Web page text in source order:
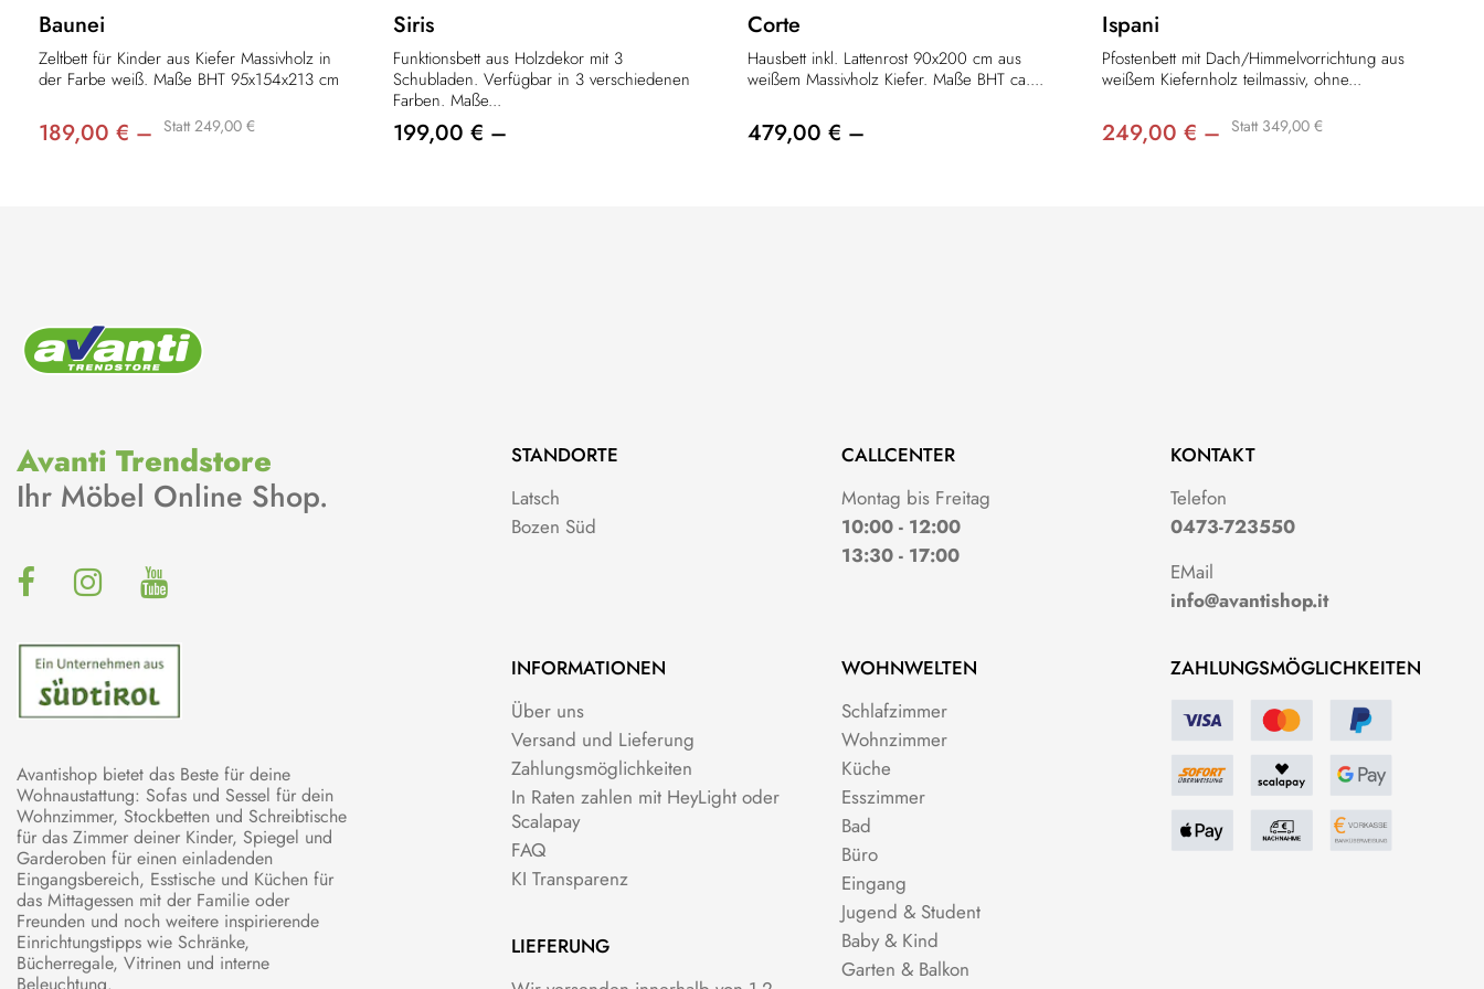
Baunei
Zeltbett für Kinder aus Kiefer Massivholz in
der Farbe weiß. Maße BHT 95x154x213 cm
189,00 € – Statt 249,00 €
Siris
Funktionsbett aus Holzdekor mit 3
Schubladen. Verfügbar in 3 verschiedenen
Farben. Maße...
199,00 € –
Corte
Hausbett inkl. Lattenrost 90x200 cm aus
weißem Massivholz Kiefer. Maße BHT ca....
479,00 € –
Ispani
Pfostenbett mit Dach/Himmelvorrichtung aus
weißem Kiefernholz teilmassiv, ohne...
249,00 € – Statt 349,00 €
Avanti Trendstore
Ihr Möbel Online Shop.
Avantishop bietet das Beste für deine
Wohnaustattung: Sofas und Sessel für dein
Wohnzimmer, Stockbetten und Schreibtische
für das Zimmer deiner Kinder, Spiegel und
Garderoben für einen einladenden
Eingangsbereich, Esstische und Küchen für
das Mittagessen mit der Familie oder
Freunden und noch weitere inspirierende
Einrichtungstipps wie Schränke,
Bücherregale, Vitrinen und interne
Beleuchtung.
STANDORTE
Latsch
Bozen Süd
CALLCENTER
Montag bis Freitag
10:00 - 12:00
13:30 - 17:00
KONTAKT
Telefon
0473-723550
EMail
info@avantishop.it
INFORMATIONEN
Über uns
Versand und Lieferung
Zahlungsmöglichkeiten
In Raten zahlen mit HeyLight oder
Scalapay
FAQ
KI Transparenz
LIEFERUNG
WOHNWELTEN
Schlafzimmer
Wohnzimmer
Küche
Esszimmer
Bad
Büro
Eingang
Jugend & Student
Baby & Kind
Garten & Balkon
ZAHLUNGSMÖGLICHKEITEN